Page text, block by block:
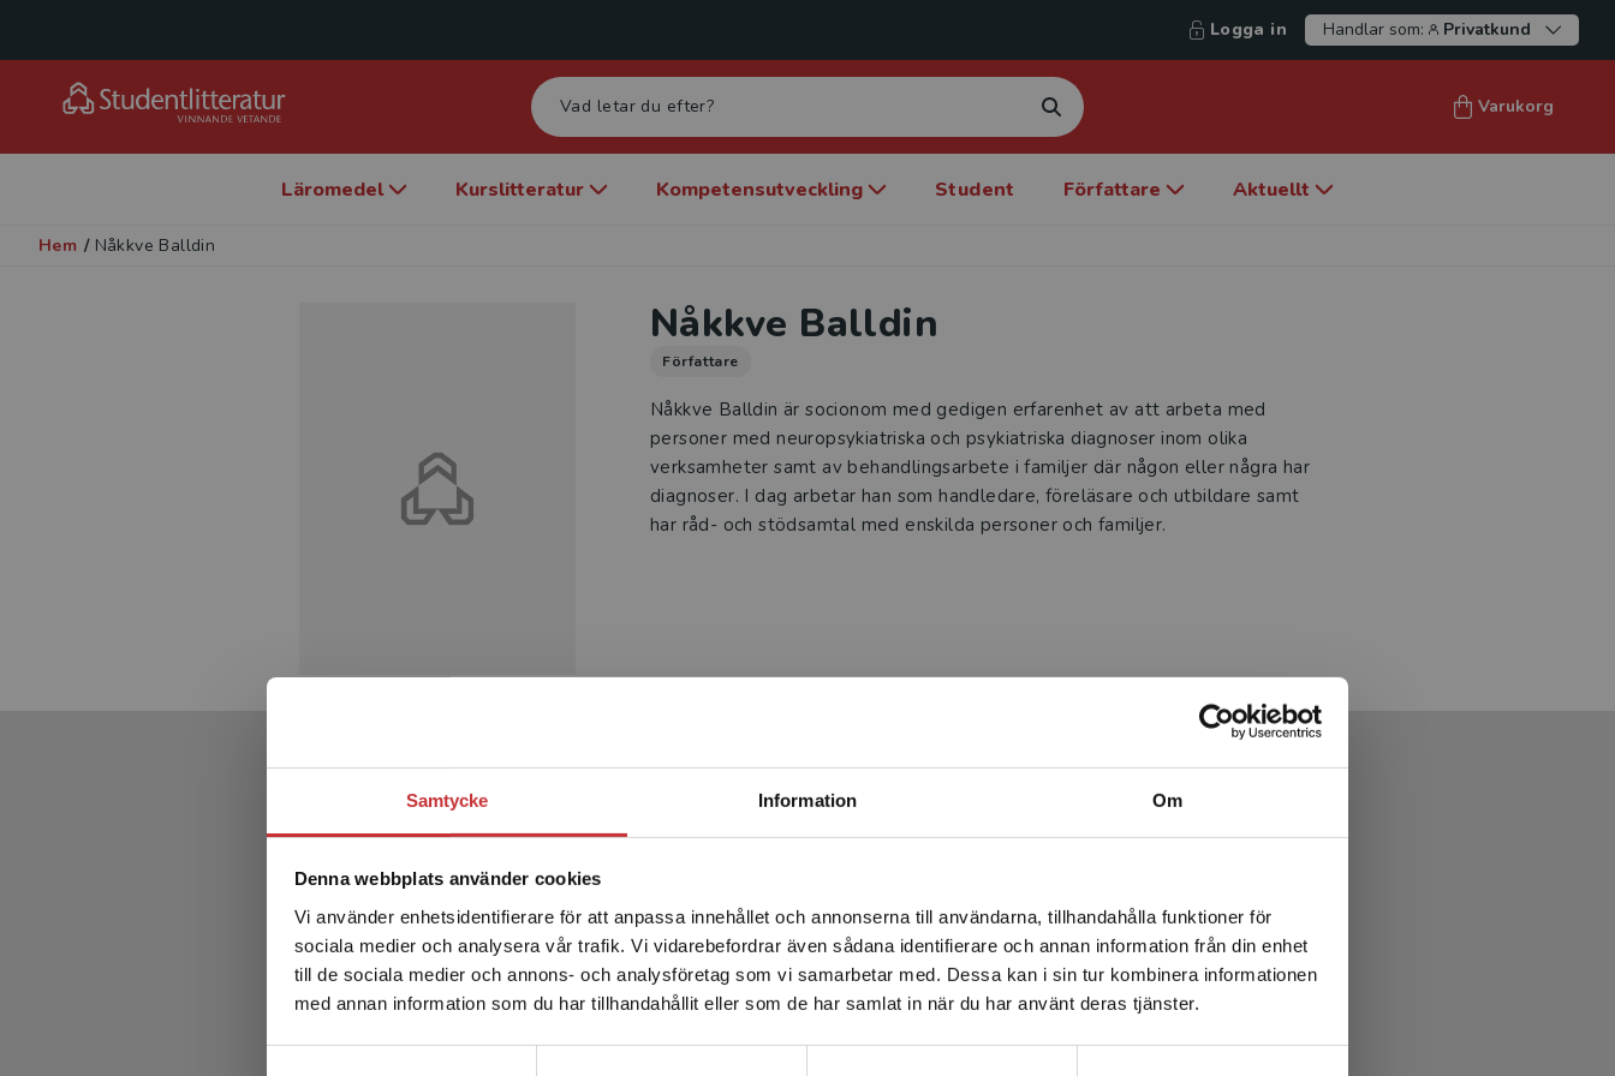
Samtycke Information Om
Denna webbplats använder cookies
Vi använder enhetsidentifierare för att anpassa innehållet och annonserna till användarna, tillhandahålla funktioner för
sociala medier och analysera vår trafik. Vi vidarebefordrar även sådana identifierare och annan information från din enhet
till de sociala medier och annons- och analysföretag som vi samarbetar med. Dessa kan i sin tur kombinera informationen
med annan information som du har tillhandahållit eller som de har samlat in när du har använt deras tjänster.
Begränsad fraktregion
Det verkar som att du besöker studentlitteratur.se via en
enhet utanför Sverige. Vi erbjuder inte leveranser utanför
Sverige. För att kunna slutföra ett köp måste
leveransadressen vara i Sverige.Läs mer
Logga in Handlar som: Privatkund
Varukorg
Läromedel Kurslitteratur Kompetensutveckling Student Författare Aktuellt
Hem / Nåkkve Balldin
Nåkkve Balldin
Författare
Nåkkve Balldin är socionom med gedigen erfarenhet av att arbeta med
personer med neuropsykiatriska och psykiatriska diagnoser inom olika
verksamheter samt av behandlingsarbete i familjer där någon eller några har
diagnoser. I dag arbetar han som handledare, föreläsare och utbildare samt
har råd- och stödsamtal med enskilda personer och familjer.
Produkter